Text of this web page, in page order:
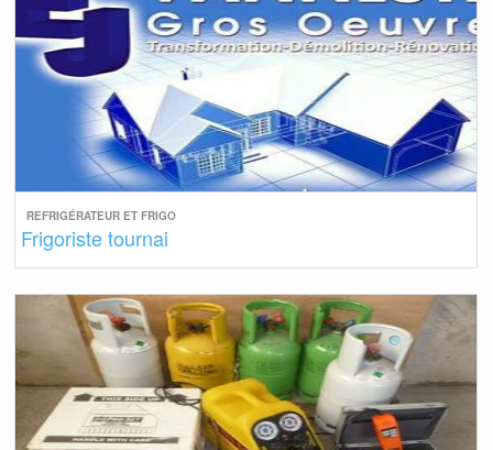
REFRIGÉRATEUR ET FRIGO
Frigoriste tournai